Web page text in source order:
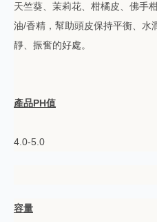
天竺葵、茉莉花、柑橘皮、佛手
油/香精，幫助頭皮保持平衡、水
靜、振奮的好處。
產品PH值
4.0-5.0
容量